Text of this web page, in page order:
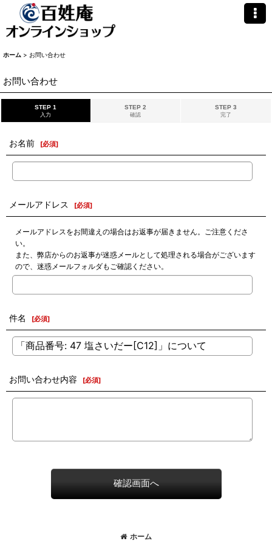
ホーム > お問い合わせ
お問い合わせ
STEP 1
入力
STEP 2
確認
STEP 3
完了
お名前 [必須]
メールアドレス [必須]
メールアドレスをお間違えの場合はお返事が届きません。ご注意くださ
い。
また、弊店からのお返事が迷惑メールとして処理される場合がございます
ので、迷惑メールフォルダもご確認ください。
件名 [必須]
お問い合わせ内容 [必須]
確認画面へ
ホーム